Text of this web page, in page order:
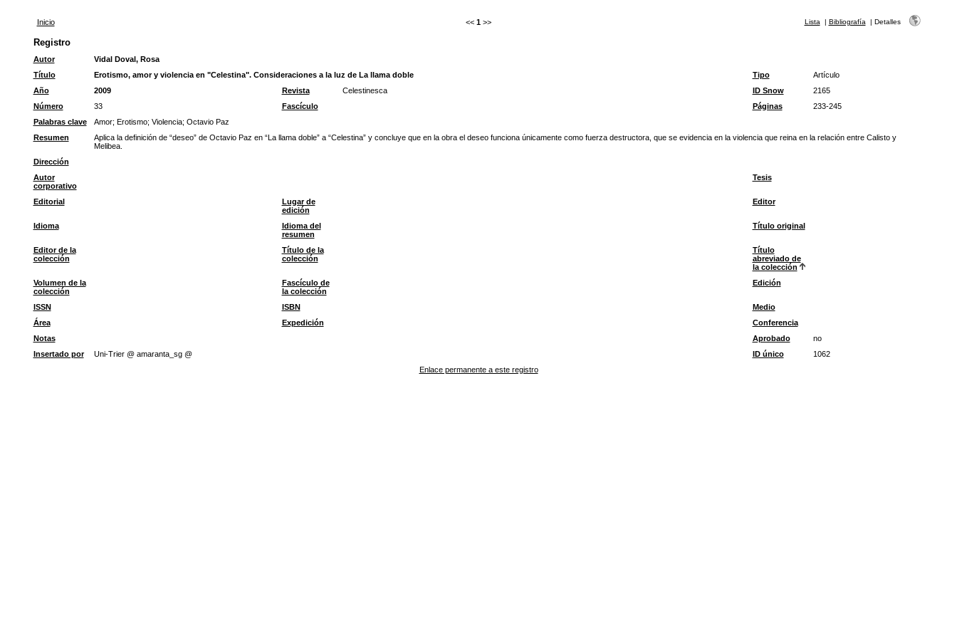
Inicio << 1 >> Lista | Bibliografía | Detalles
Registro
Autor
Vidal Doval, Rosa
Título
Erotismo, amor y violencia en "Celestina". Consideraciones a la luz de La llama doble Tipo
Artículo
Año
2009 Revista Celestinesca ID Snow
2165
Número
33 Fascículo Páginas
233-245
Palabras clave
Amor; Erotismo; Violencia; Octavio Paz
Resumen
Aplica la definición de “deseo” de Octavio Paz en “La llama doble” a “Celestina” y concluye que en la obra el deseo funciona únicamente como fuerza destructora, que se evidencia en la violencia que reina en la relación entre Calisto y
Melibea.
Dirección
Autor
corporativo
Tesis
Editorial
Lugar de
edición
Editor
Idioma
Idioma del
resumen
Título original
Editor de la
colección
Título de la
colección
Título
abreviado de
la colección
Volumen de la
colección
Fascículo de
la colección
Edición
ISSN ISBN
Medio
Área
Expedición
Conferencia
Notas
Aprobado
no
Insertado por
Uni-Trier @ amaranta_sg @ ID único
1062
Enlace permanente a este registro